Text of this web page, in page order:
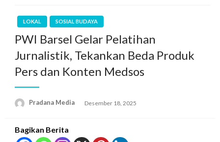
LOKAL SOSIAL BUDAYA
PWI Barsel Gelar Pelatihan
Jurnalistik, Tekankan Beda Produk
Pers dan Konten Medsos
Pradana Media Desember 18, 2025
Bagikan Berita